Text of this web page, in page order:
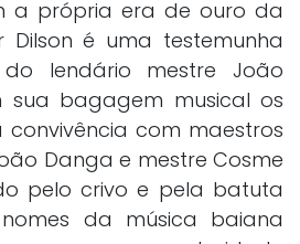
a própria era de ouro da
Dilson é uma testemunha
lendário mestre João
sua bagagem musical os
convivência com maestros
Danga e mestre Cosme
pelo crivo e pela batuta
da música baiana